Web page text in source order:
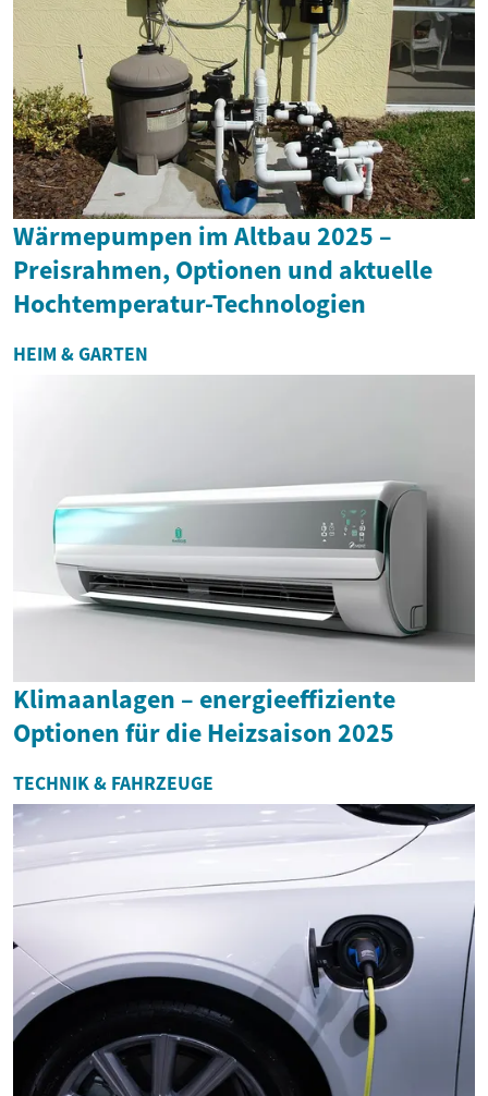
Wärmepumpen im Altbau 2025 –
Preisrahmen, Optionen und aktuelle
Hochtemperatur-Technologien
HEIM & GARTEN
Klimaanlagen – energieeffiziente
Optionen für die Heizsaison 2025
TECHNIK & FAHRZEUGE